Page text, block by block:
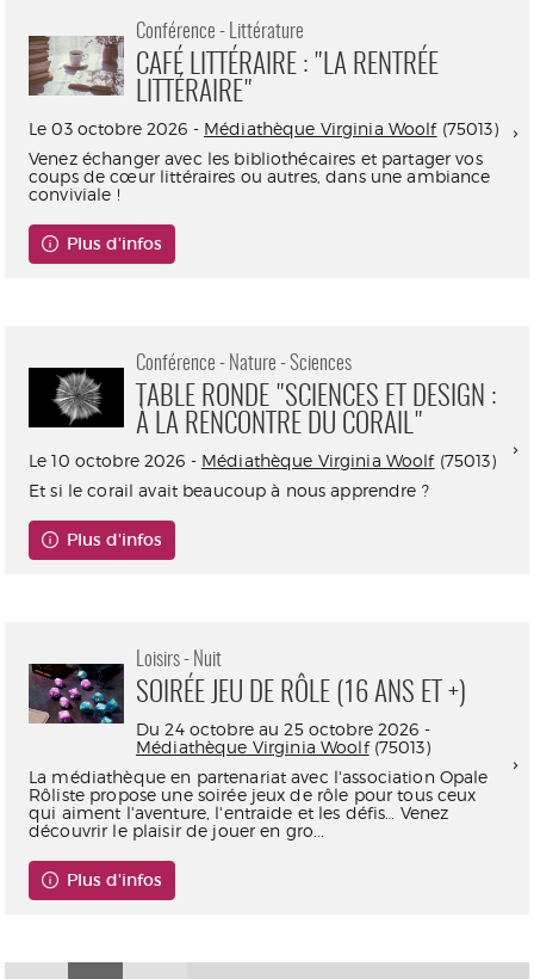
Conférence - Littérature
CAFÉ LITTÉRAIRE : "LA RENTRÉE
LITTÉRAIRE"
Le 03 octobre 2026 - Médiathèque Virginia Woolf(75013)
Venez échanger avec les bibliothécaires et partager vos
coups de cœur littéraires ou autres, dans une ambiance
conviviale !
Plus d'infos
Conférence - Nature - Sciences
TABLE RONDE "SCIENCES ET DESIGN :
À LA RENCONTRE DU CORAIL"
Le 10 octobre 2026 - Médiathèque Virginia Woolf(75013)
Et si le corail avait beaucoup à nous apprendre ?
Plus d'infos
Loisirs - Nuit
SOIRÉE JEU DE RÔLE (16 ANS ET +)
Du 24 octobre au 25 octobre 2026 -
Médiathèque Virginia Woolf(75013)
La médiathèque en partenariat avec l'association Opale
Rôliste propose une soirée jeux de rôle pour tous ceux
qui aiment l'aventure, l'entraide et les défis… Venez
découvrir le plaisir de jouer en gro...
Plus d'infos